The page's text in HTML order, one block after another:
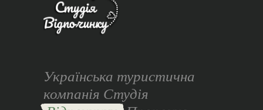
Українська туристична
компанія Студія